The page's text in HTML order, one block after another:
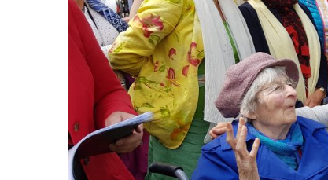
Inklappen